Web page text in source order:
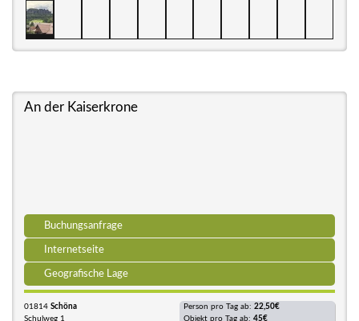
An der Kaiserkrone
Buchungsanfrage
Internetseite
Geografische Lage
01814 Schöna
Schulweg 1
Person pro Tag ab: 22,50€
Objekt pro Tag ab: 45€